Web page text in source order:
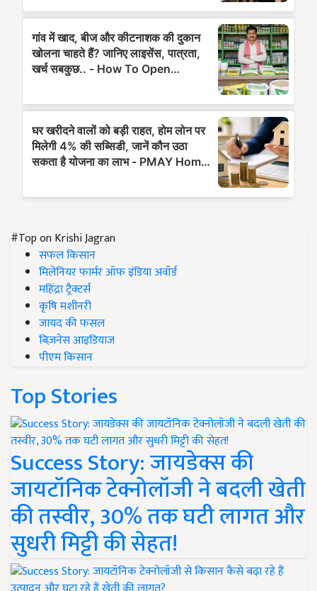
#Top on Krishi Jagran
सफल किसान
मिलेनियर फार्मर ऑफ इंडिया अवॉर्ड
महिंद्रा ट्रैक्टर्स
कृषि मशीनरी
जायद की फसल
बिज़नेस आइडियाज
पीएम किसान
Top Stories
Success Story: जायडेक्स की
जायटॉनिक टेक्नोलॉजी ने बदली खेती
की तस्वीर, 30% तक घटी लागत और
सुधरी मिट्टी की सेहत!